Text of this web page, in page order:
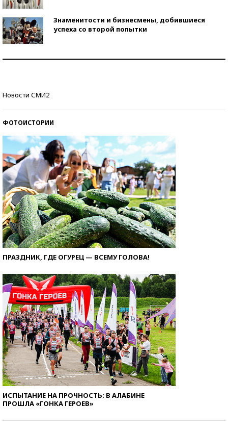
Знаменитости и бизнесмены, добившиеся
успеха со второй попытки
Новости СМИ2
ФОТОИСТОРИИ
ПРАЗДНИК, ГДЕ ОГУРЕЦ — ВСЕМУ ГОЛОВА!
ИСПЫТАНИЕ НА ПРОЧНОСТЬ: В АЛАБИНЕ
ПРОШЛА «ГОНКА ГЕРОЕВ»